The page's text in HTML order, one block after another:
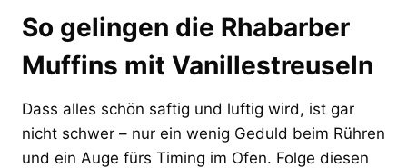
So gelingen die Rhabarber
Muffins mit Vanillestreuseln
Dass alles schön saftig und luftig wird, ist gar
nicht schwer – nur ein wenig Geduld beim Rühren
und ein Auge fürs Timing im Ofen. Folge diesen